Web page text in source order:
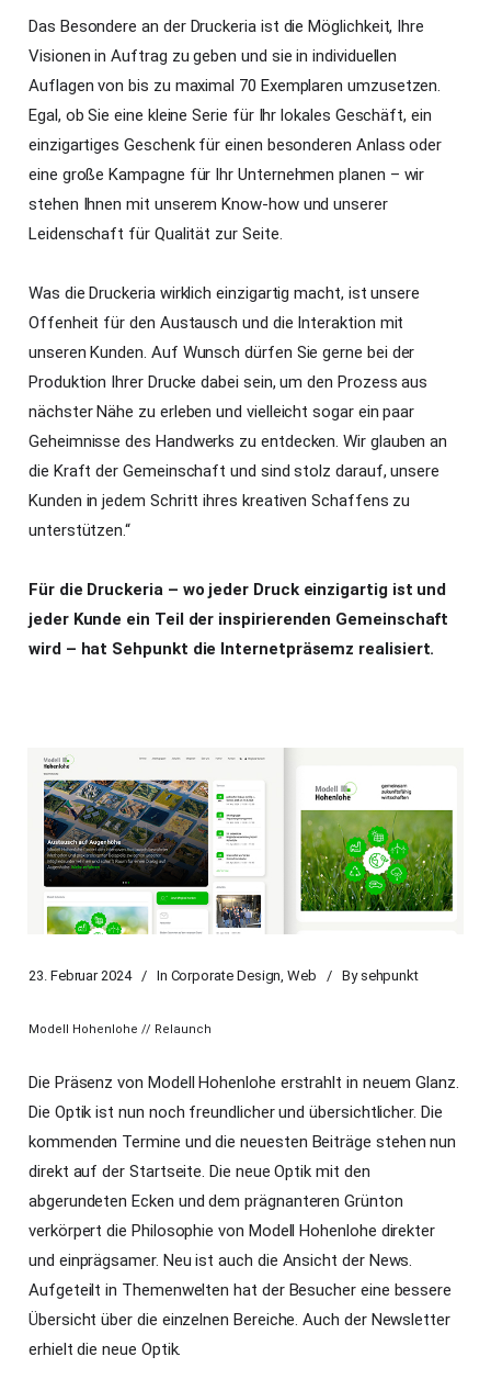
Das Besondere an der Druckeria ist die Möglichkeit, Ihre
Visionen in Auftrag zu geben und sie in individuellen
Auflagen von bis zu maximal 70 Exemplaren umzusetzen.
Egal, ob Sie eine kleine Serie für Ihr lokales Geschäft, ein
einzigartiges Geschenk für einen besonderen Anlass oder
eine große Kampagne für Ihr Unternehmen planen – wir
stehen Ihnen mit unserem Know-how und unserer
Leidenschaft für Qualität zur Seite.
Was die Druckeria wirklich einzigartig macht, ist unsere
Offenheit für den Austausch und die Interaktion mit
unseren Kunden. Auf Wunsch dürfen Sie gerne bei der
Produktion Ihrer Drucke dabei sein, um den Prozess aus
nächster Nähe zu erleben und vielleicht sogar ein paar
Geheimnisse des Handwerks zu entdecken. Wir glauben an
die Kraft der Gemeinschaft und sind stolz darauf, unsere
Kunden in jedem Schritt ihres kreativen Schaffens zu
unterstützen.“
Für die Druckeria – wo jeder Druck einzigartig ist und
jeder Kunde ein Teil der inspirierenden Gemeinschaft
wird – hat Sehpunkt die Internetpräsemz realisiert.
23. Februar 2024 In Corporate Design,Web By sehpunkt
Modell Hohenlohe // Relaunch
Die Präsenz von Modell Hohenlohe erstrahlt in neuem Glanz.
Die Optik ist nun noch freundlicher und übersichtlicher. Die
kommenden Termine und die neuesten Beiträge stehen nun
direkt auf der Startseite. Die neue Optik mit den
abgerundeten Ecken und dem prägnanteren Grünton
verkörpert die Philosophie von Modell Hohenlohe direkter
und einprägsamer. Neu ist auch die Ansicht der News.
Aufgeteilt in Themenwelten hat der Besucher eine bessere
Übersicht über die einzelnen Bereiche. Auch der Newsletter
erhielt die neue Optik.